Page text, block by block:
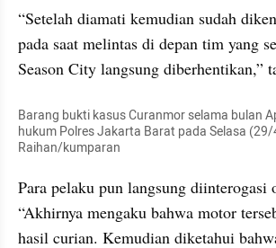
“Setelah diamati kemudian sudah
pada saat melintas di depan tim yang
Season City langsung diberhentikan,”
Barang bukti kasus Curanmor selama bulan
hukum Polres Jakarta Barat pada Selasa
Raihan/kumparan
Para pelaku pun langsung diinterogasi
“Akhirnya mengaku bahwa motor
hasil curian. Kemudian diketahui